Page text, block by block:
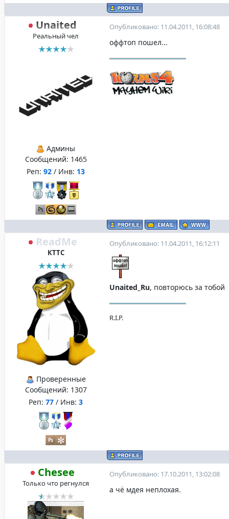
Unaited
Реальный чел
Админы
Сообщений: 1465
Реп: 92 / Инв: 13
Опубликовано: 11.04.2011, 16:08:48
оффтоп пошел...
ReadMe
КТТС
Проверенные
Сообщений: 1307
Реп: 77 / Инв: 3
Опубликовано: 11.04.2011, 16:12:11
Unaited_Ru, повторюсь за тобой
R.I.P.
Chesee
Только что регнулся
Опубликовано: 17.10.2011, 13:02:08
а чё мдея неплохая.